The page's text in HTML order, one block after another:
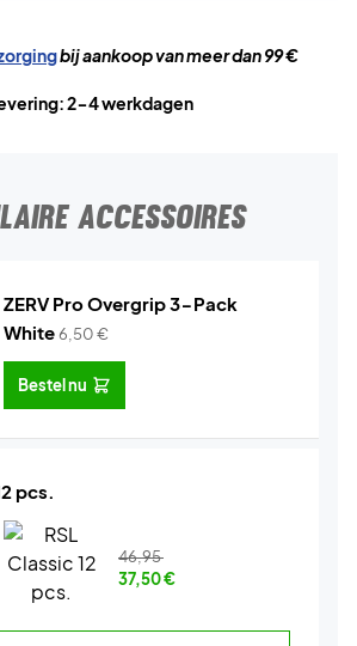
bij aankoop van meer dan 99 €
2-4 werkdagen
ACCESSOIRES
ZERV Pro Overgrip 3-Pack
White6,50€
Bestel nu
pcs.
46,95
37,50€